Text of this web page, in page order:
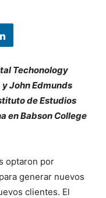
Techonology
John Edmunds
de Estudios
en Babson College
optaron por
generar nuevos
clientes. El